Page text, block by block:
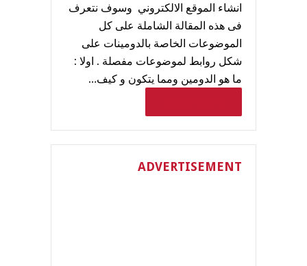
انشاء الموقع الالكتروني وسوف نتعرف
فى هذه المقالة الشاملة على كل
الموضوعات الخاصة بالدومينات على
شكل روابط لموضوعات مفصلة . اولا :
ما هو الدومين ومما يتكون و كيف…
ADVERTISEMENT